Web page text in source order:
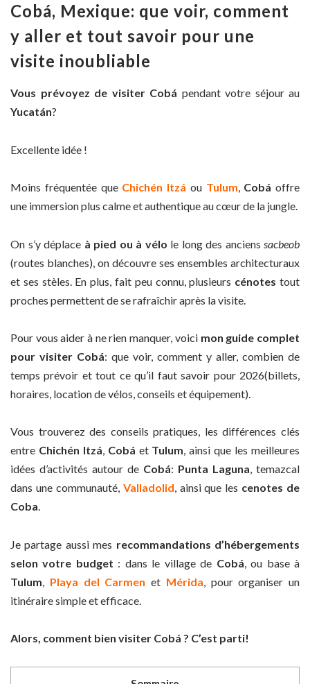
Cobá, Mexique: que voir, comment
y aller et tout savoir pour une
visite inoubliable
Vous prévoyez de visiter Cobá pendant votre séjour au
Yucatán?
Excellente idée !
Moins fréquentée que Chichén Itzá ou Tulum, Cobá offre
une immersion plus calme et authentique au cœur de la jungle.
On s’y déplace à pied ou à vélo le long des anciens sacbeob
(routes blanches), on découvre ses ensembles architecturaux
et ses stèles. En plus, fait peu connu, plusieurs cénotes tout
proches permettent de se rafraîchir après la visite.
Pour vous aider à ne rien manquer, voici mon guide complet
pour visiter Cobá: que voir, comment y aller, combien de
temps prévoir et tout ce qu’il faut savoir pour 2026(billets,
horaires, location de vélos, conseils et équipement).
Vous trouverez des conseils pratiques, les différences clés
entre Chichén Itzá, Cobá et Tulum, ainsi que les meilleures
idées d’activités autour de Cobá: Punta Laguna, temazcal
dans une communauté, Valladolid, ainsi que les cenotes de
Coba.
Je partage aussi mes recommandations d’hébergements
selon votre budget : dans le village de Cobá, ou base à
Tulum, Playa del Carmen et Mérida, pour organiser un
itinéraire simple et efficace.
Alors, comment bien visiter Cobá ? C’est parti!